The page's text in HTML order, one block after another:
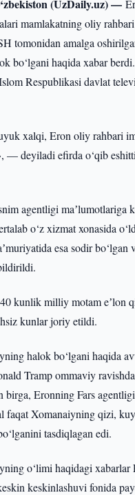
(UzDaily.uz) —
mamlakatning oliy
tomonidan amalga
bo‘lgani haqida xabar
Respublikasi davlat
xalqi, Eron oliy rahbari
— deyiladi efirda o‘qib
agentligi maʼlumotlariga
o‘z xizmat xonasida
esa sodir bo‘lgan
kunlik milliy motam eʼlon
kunlar joriy etildi.
halok bo‘lgani haqida
Tramp ommaviy
birga, Eronning Fars
faqat Xomanaiyning qizi,
tasdiqlagan edi.
o‘limi haqidagi xabarlar
keskinlashuvi fonida